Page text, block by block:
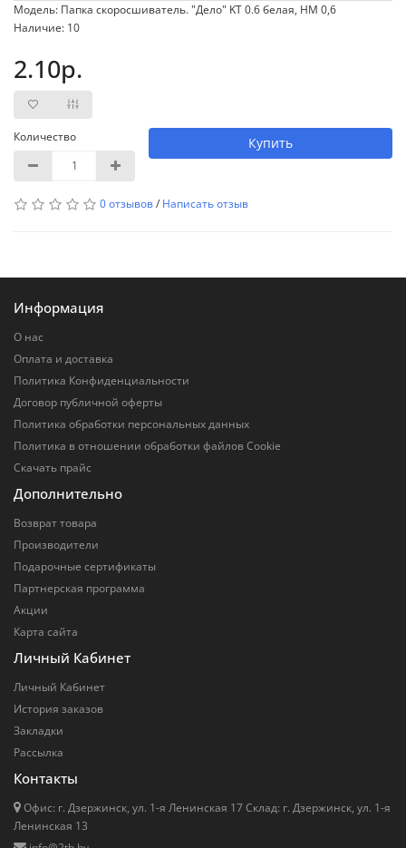
Модель: Папка скоросшиватель. "Дело" KT 0.6 белая, НМ 0,6
Наличие: 10
2.10р.
Количество Купить
0 отзывов/ Написать отзыв
Информация
О нас
Оплата и доставка
Политика Конфиденциальности
Договор публичной оферты
Политика обработки персональных данных
Политика в отношении обработки файлов Cookie
Скачать прайс
Дополнительно
Возврат товара
Производители
Подарочные сертификаты
Партнерская программа
Акции
Карта сайта
Личный Кабинет
Личный Кабинет
История заказов
Закладки
Рассылка
Контакты
Офис: г. Дзержинск, ул. 1-я Ленинская 17 Cклад: г. Дзержинск, ул. 1-я
Ленинская 13